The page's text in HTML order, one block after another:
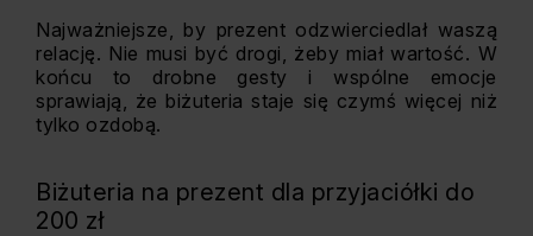
Najważniejsze, by prezent odzwierciedlał waszą
relację. Nie musi być drogi, żeby miał wartość. W
końcu to drobne gesty i wspólne emocje
sprawiają, że biżuteria staje się czymś więcej niż
tylko ozdobą.
Biżuteria na prezent dla przyjaciółki do
200 zł